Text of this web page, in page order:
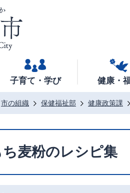
子育て・学び 健康・
市の組織 保健福祉部 健康政策課
ち麦粉のレシピ集